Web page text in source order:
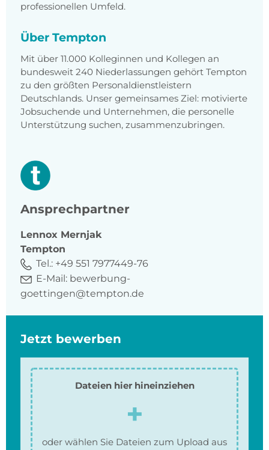
professionellen Umfeld.
Über Tempton
Mit über 11.000 Kolleginnen und Kollegen an
bundesweit 240 Niederlassungen gehört Tempton
zu den größten Personaldienstleistern
Deutschlands. Unser gemeinsames Ziel: motivierte
Jobsuchende und Unternehmen, die personelle
Unterstützung suchen, zusammenzubringen.
Ansprechpartner
Lennox Mernjak
Tempton
Tel.: +49 551 7977449-76
E-Mail: bewerbung-
goettingen@tempton.de
Jetzt bewerben
Dateien hier hineinziehen
oder wählen Sie Dateien zum Upload aus